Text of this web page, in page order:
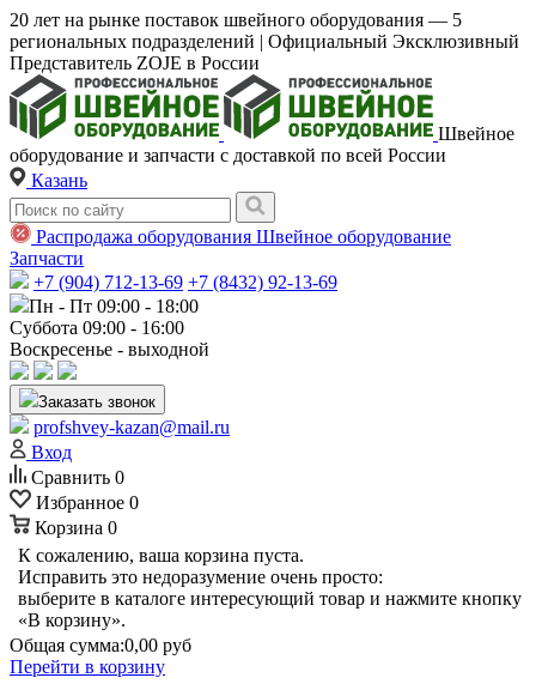
20 лет на рынке поставок швейного оборудования — 5
региональных подразделений | Официальный Эксклюзивный
Представитель ZOJE в России
Швейное
оборудование и запчасти с доставкой по всей России
Казань
Распродажа оборудования Швейное оборудование
Запчасти
+7 (904) 712-13-69 +7 (8432) 92-13-69
Пн - Пт 09:00 - 18:00
Суббота 09:00 - 16:00
Воскресенье - выходной
Заказать звонок
profshvey-kazan@mail.ru
Вход
Сравнить 0
Избранное 0
Корзина 0
К сожалению, ваша корзина пуста.
Исправить это недоразумение очень просто:
выберите в каталоге интересующий товар и нажмите кнопку
«В корзину».
Общая сумма:0,00 руб
Перейти в корзину